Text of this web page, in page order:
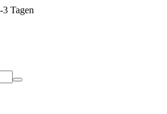
Tagen